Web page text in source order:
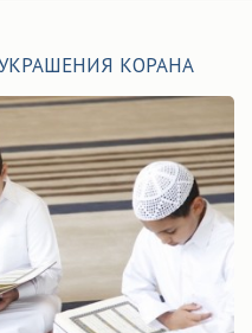
КОРАНА